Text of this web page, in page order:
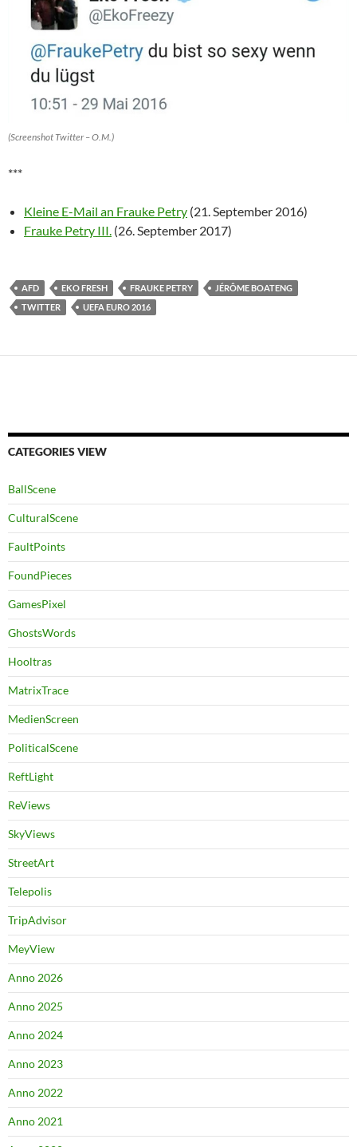
(Screenshot Twitter – O.M.)
***
Kleine E-Mail an Frauke Petry (21. September 2016)
Frauke Petry III. (26. September 2017)
AFD EKO FRESH FRAUKE PETRY
JÉRÔME BOATENG
TWITTER
UEFA EURO 2016
CATEGORIES VIEW
BallScene
CulturalScene
FaultPoints
FoundPieces
GamesPixel
GhostsWords
Hooltras
MatrixTrace
MedienScreen
PoliticalScene
ReftLight
ReViews
SkyViews
StreetArt
Telepolis
TripAdvisor
MeyView
Anno 2026
Anno 2025
Anno 2024
Anno 2023
Anno 2022
Anno 2021